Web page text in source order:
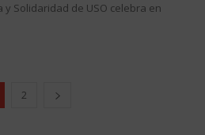
y Solidaridad de USO celebra en
2